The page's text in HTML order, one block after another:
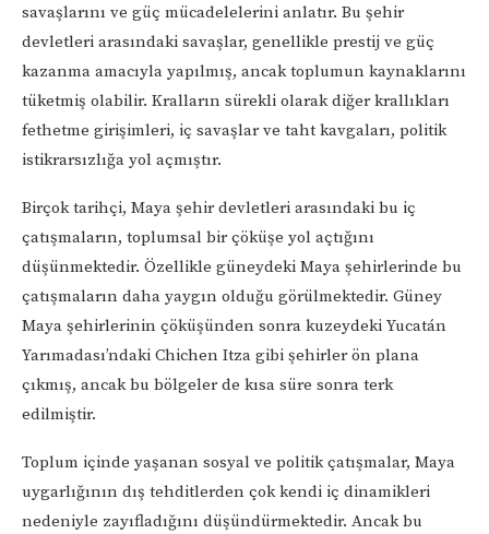
savaşlarını ve güç mücadelelerini anlatır. Bu şehir
devletleri arasındaki savaşlar, genellikle prestij ve güç
kazanma amacıyla yapılmış, ancak toplumun kaynaklarını
tüketmiş olabilir. Kralların sürekli olarak diğer krallıkları
fethetme girişimleri, iç savaşlar ve taht kavgaları, politik
istikrarsızlığa yol açmıştır.
Birçok tarihçi, Maya şehir devletleri arasındaki bu iç
çatışmaların, toplumsal bir çöküşe yol açtığını
düşünmektedir. Özellikle güneydeki Maya şehirlerinde bu
çatışmaların daha yaygın olduğu görülmektedir. Güney
Maya şehirlerinin çöküşünden sonra kuzeydeki Yucatán
Yarımadası’ndaki Chichen Itza gibi şehirler ön plana
çıkmış, ancak bu bölgeler de kısa süre sonra terk
edilmiştir.
Toplum içinde yaşanan sosyal ve politik çatışmalar, Maya
uygarlığının dış tehditlerden çok kendi iç dinamikleri
nedeniyle zayıfladığını düşündürmektedir. Ancak bu